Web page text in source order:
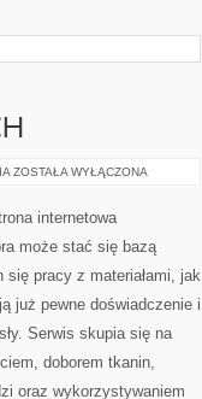
PORADNIK
ZOSTAŁA WYŁĄCZONA
internetowa
może stać się bazą
pracy z materiałami, jak
już pewne doświadczenie i
Serwis skupia się na
doborem tkanin,
oraz wykorzystywaniem